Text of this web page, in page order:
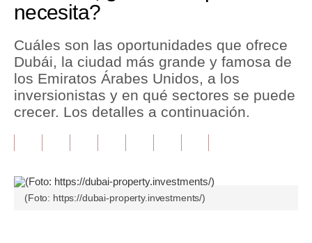
Tu Dinero
Finanzas Personales
Inmobiliarias
Plus G
Editorial
Pregunta de hoy
necesita?
Cuáles son las oportunidades que ofrece
Dubái, la ciudad más grande y famosa de
los Emiratos Árabes Unidos, a los
inversionistas y en qué sectores se puede
crecer. Los detalles a continuación.
(Foto: https://dubai-property.investments/)